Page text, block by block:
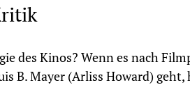
des Kinos? Wenn es nach
B. Mayer (Arliss Howard)